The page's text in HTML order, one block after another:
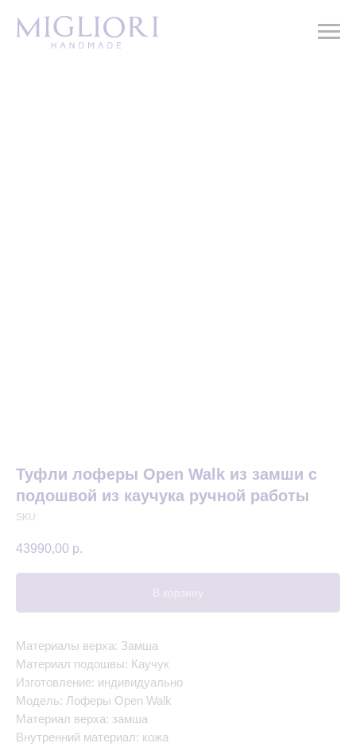
Туфли лоферы Open Walk из замши с
подошвой из каучука ручной работы
SKU:
43990,00 р.
В корзину
Материалы верха: Замша
Материал подошвы: Каучук
Изготовление: индивидуально
Модель: Лоферы Open Walk
Материал верха: замша
Внутренний материал: кожа